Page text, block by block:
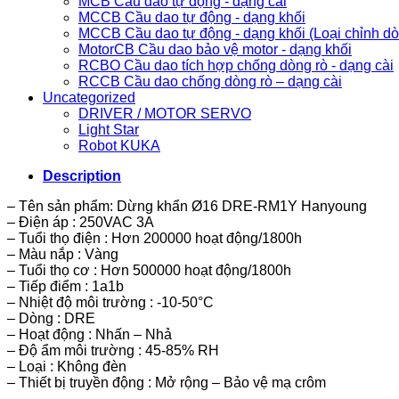
MCCB Cầu dao tự động - dạng khối
MCCB Cầu dao tự động - dạng khối (Loại chỉnh
MotorCB Cầu dao bảo vệ motor - dạng khối
RCBO Cầu dao tích hợp chống dòng rò - dạng cài
RCCB Cầu dao chống dòng rò – dạng cài
Uncategorized
DRIVER / MOTOR SERVO
Light Star
Robot KUKA
Description
– Tên sản phẩm: Dừng khẩn Ø16 DRE-RM1Y Hanyoung
– Điện áp : 250VAC 3A
– Tuổi thọ điện : Hơn 200000 hoạt động/1800h
– Màu nắp : Vàng
– Tuổi thọ cơ : Hơn 500000 hoạt động/1800h
– Tiếp điểm : 1a1b
– Nhiệt độ môi trường : -10-50°C
– Dòng : DRE
– Hoạt động : Nhấn – Nhả
– Độ ẩm môi trường : 45-85% RH
– Loại : Không đèn
– Thiết bị truyền động : Mở rộng – Bảo vệ mạ crôm